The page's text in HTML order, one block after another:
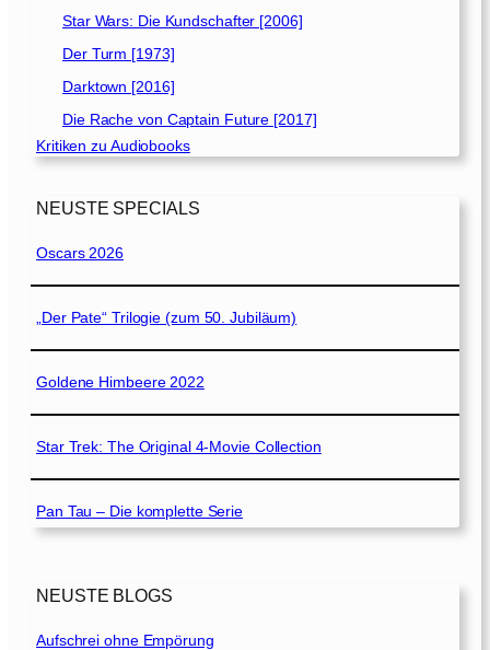
Star Wars: Die Kundschafter [2006]
Der Turm [1973]
Darktown [2016]
Die Rache von Captain Future [2017]
Kritiken zu Audiobooks
NEUSTE SPECIALS
Oscars 2026
„Der Pate“ Trilogie (zum 50. Jubiläum)
Goldene Himbeere 2022
Star Trek: The Original 4-Movie Collection
Pan Tau – Die komplette Serie
NEUSTE BLOGS
Aufschrei ohne Empörung